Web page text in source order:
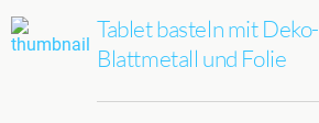
Tablet basteln mit Deko-
Blattmetall und Folie